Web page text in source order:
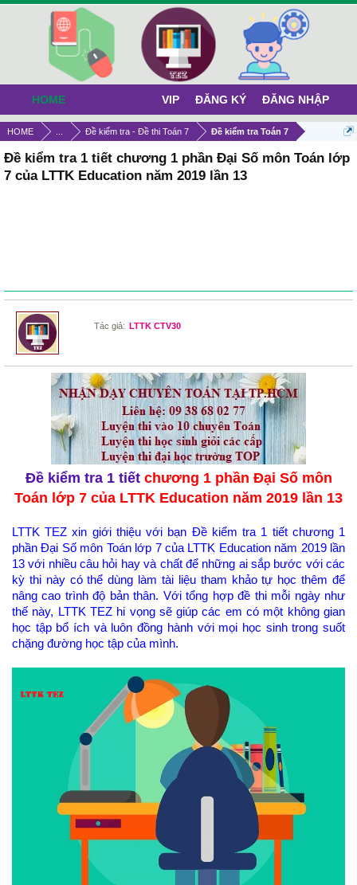
HOME Đề kiểm tra - Đề thi Toán 7 Đề kiểm tra Toán 7
Đề kiểm tra 1 tiết chương 1 phần Đại Số môn Toán lớp
7 của LTTK Education năm 2019 lần 13
Tác giả: LTTK CTV30
Đề kiểm tra 1 tiếtchương 1 phần Đại Số môn
Toán lớp 7 của LTTK Education năm 2019 lần 13
LTTK TEZ xin giới thiệu với bạn Đề kiểm tra 1 tiết chương 1
phần Đại Số môn Toán lớp 7 của LTTK Education năm 2019 lần
13 với nhiều câu hỏi hay và chất để những ai sắp bước với các
kỳ thi này có thể dùng làm tài liệu tham khảo tự học thêm để
nâng cao trình độ bản thân. Với tổng hợp đề thi mỗi ngày như
thế này, LTTK TEZ hi vọng sẽ giúp các em có một không gian
học tập bổ ích và luôn đồng hành với mọi học sinh trong suốt
chặng đường học tập của mình.
HOME VIP ĐĂNG KÝ ĐĂNG NHẬP